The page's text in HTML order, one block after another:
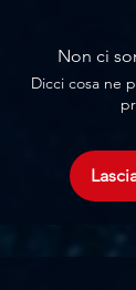
Non ci
Dicci cosa ne